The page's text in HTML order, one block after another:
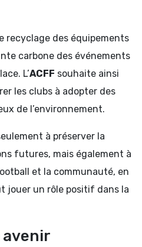
recyclage des équipements
carbone des événements
L’ACFF souhaite ainsi
les clubs à adopter des
de l’environnement.
à préserver la
futures, mais également à
et la communauté, en
jouer un rôle positif dans la
avenir